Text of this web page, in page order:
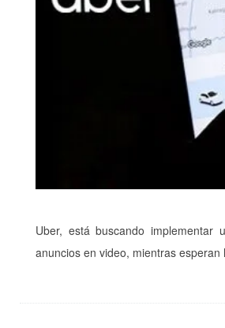
Uber, está buscando implementar
anuncios en video, mientras